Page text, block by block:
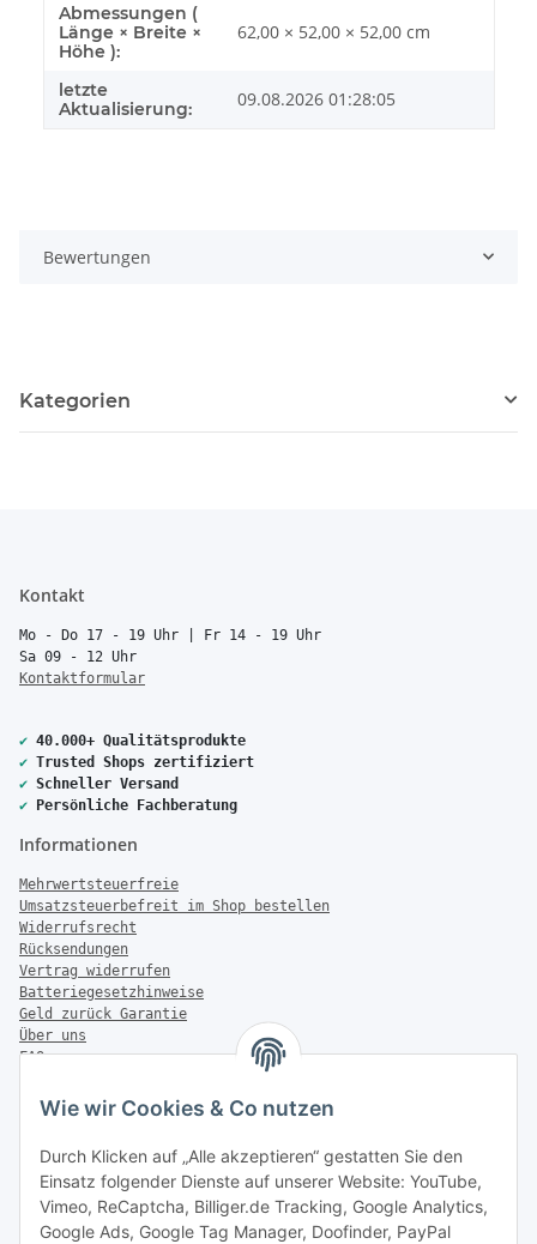
Wie wir Cookies & Co nutzen
Durch Klicken auf „Alle akzeptieren“ gestatten Sie den
Einsatz folgender Dienste auf unserer Website: YouTube,
Vimeo, ReCaptcha, Billiger.de Tracking, Google Analytics,
Google Ads, Google Tag Manager, Doofinder, PayPal
Abmessungen (
Länge × Breite ×
Höhe ):
62,00 × 52,00 × 52,00 cm
letzte
Aktualisierung:
09.08.2026 01:28:05
Bewertungen
Kategorien
Kontakt
Mo - Do 17 - 19 Uhr | Fr 14 - 19 Uhr
Sa 09 - 12 Uhr
Kontaktformular
✔ 40.000+ Qualitätsprodukte
✔ Trusted Shops zertifiziert
✔ Schneller Versand
✔ Persönliche Fachberatung
Informationen
Mehrwertsteuerfreie
Umsatzsteuerbefreit im Shop bestellen
Widerrufsrecht
Rücksendungen
Vertrag widerrufen
Batteriegesetzhinweise
Geld zurück Garantie
Über uns
FAQ
Zahlung & Versand
Versandinformationen